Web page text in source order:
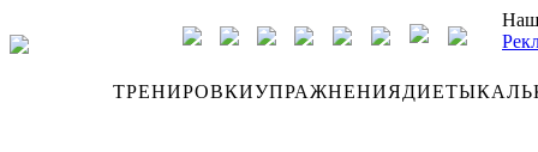
ТРЕНИРОВКИУПРАЖНЕНИЯДИЕТЫ